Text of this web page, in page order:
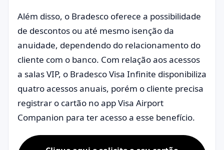
Além disso, o Bradesco oferece a possibilidade
de descontos ou até mesmo isenção da
anuidade, dependendo do relacionamento do
cliente com o banco. Com relação aos acessos
a salas VIP, o Bradesco Visa Infinite disponibiliza
quatro acessos anuais, porém o cliente precisa
registrar o cartão no app Visa Airport
Companion para ter acesso a esse benefício.